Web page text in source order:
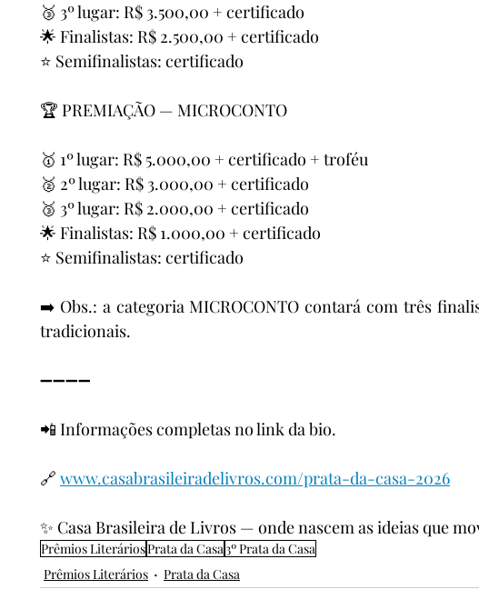
🥉 3º lugar: R$ 3.500,00 + certificado
🌟 Finalistas: R$ 2.500,00 + certificado
⭐ Semifinalistas: certificado
🏆 PREMIAÇÃO — MICROCONTO
🥇 1º lugar: R$ 5.000,00 + certificado + troféu
🥈 2º lugar: R$ 3.000,00 + certificado
🥉 3º lugar: R$ 2.000,00 + certificado
🌟 Finalistas: R$ 1.000,00 + certificado
⭐ Semifinalistas: certificado
➡️ Obs.: a categoria MICROCONTO contará com três
tradicionais.
➖➖➖➖
📲 Informações completas no link da bio.
🔗 www.casabrasileiradelivros.com/prata-da-casa-2026
✨ Casa Brasileira de Livros — onde nascem as ideias que
Prêmios LiteráriosPrata da Casa3º Prata da Casa
Prêmios Literários
Prata da Casa